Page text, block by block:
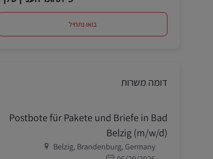
בואו נתחיל
דומה משרות
Postbote für Pakete und Briefe in Bad
Belzig (m/w/d)
מיקום
Belzig, Brandenburg, Germany